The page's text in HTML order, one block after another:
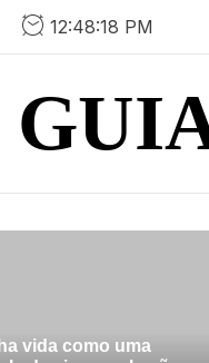
12:48:19 PM
Um dos meninos? Pela